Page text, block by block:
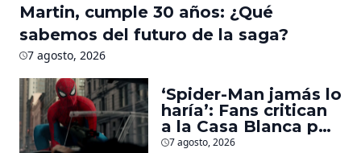
Martin, cumple 30 años: ¿Qué
sabemos del futuro de la saga?
7 agosto, 2026
‘Spider-Man jamás lo
haría’: Fans critican
a la Casa Blanca por
usar al héroe para
7 agosto, 2026